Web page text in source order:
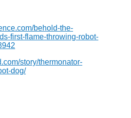
behold-the-
first-flame-throwing-robot-
story/thermonator-
dog/